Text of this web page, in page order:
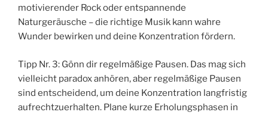
motivierender Rock oder entspannende
Naturgeräusche – die richtige Musik kann wahre
Wunder bewirken und deine Konzentration fördern.
Tipp Nr. 3: Gönn dir regelmäßige Pausen. Das mag sich
vielleicht paradox anhören, aber regelmäßige Pausen
sind entscheidend, um deine Konzentration langfristig
aufrechtzuerhalten. Plane kurze Erholungsphasen in